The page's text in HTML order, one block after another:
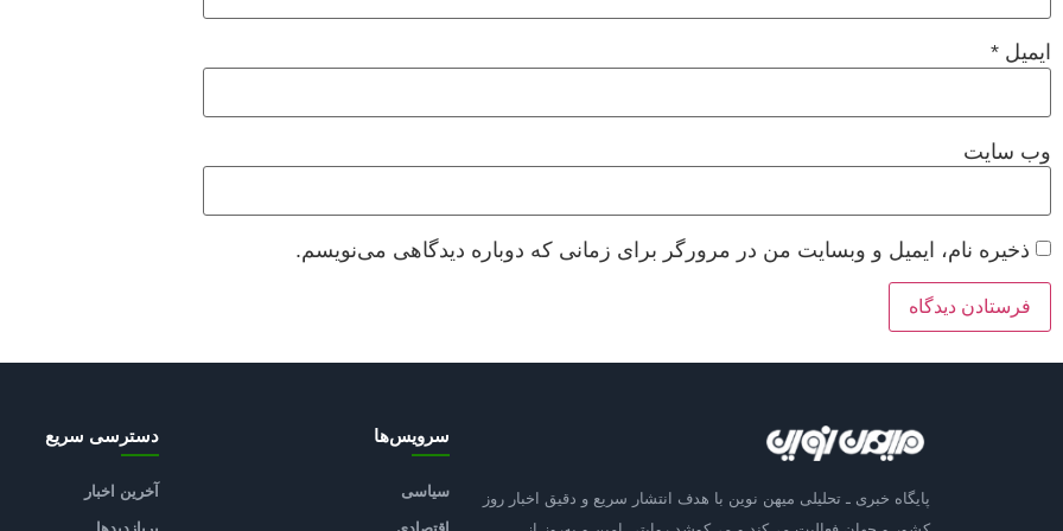
ایمیل *
وب‌ سایت
ذخیره نام، ایمیل و وبسایت من در مرورگر برای زمانی که دوباره دیدگاهی می‌نویسم.
پایگاه خبری ـ تحلیلی میهن نوین با هدف انتشار سریع و دقیق اخبار روز
سرویس‌ها
سیاسی
دسترسی سریع
آخرین اخبار